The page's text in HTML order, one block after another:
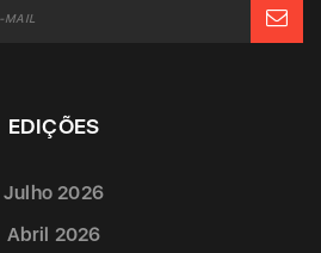
EDIÇÕES
Julho 2026
Abril 2026